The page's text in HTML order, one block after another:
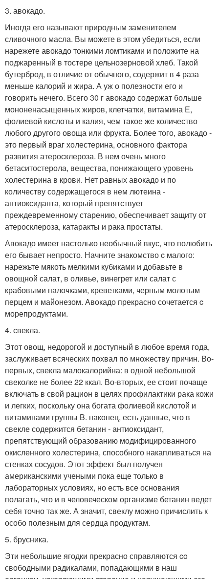
3. авокадо.
Иногда его называют природным заменителем
сливочного масла. Вы можете в этом убедиться, если
нарежете авокадо тонкими ломтиками и положите на
поджаренный в тостере цельнозерновой хлеб. Такой
бутерброд, в отличие от обычного, содержит в 4 раза
меньше калорий и жира. А уж о полезности его и
говорить нечего. Всего 30 г авокадо содержат больше
мононенасыщенных жиров, клетчатки, витамина Е,
фолиевой кислоты и калия, чем такое же количество
любого другого овоща или фрукта. Более того, авокадо -
это первый враг холестерина, основного фактора
развития атеросклероза. В нем очень много
бетаситостерола, вещества, понижающего уровень
холестерина в крови. Нет равных авокадо и по
количеству содержащегося в нем лютеина -
антиоксиданта, который препятствует
преждевременному старению, обеспечивает защиту от
атеросклероза, катаракты и рака простаты.
Авокадо имеет настолько необычный вкус, что полюбить
его бывает непросто. Начните знакомство c малого:
нарежьте мякоть мелкими кубиками и добавьте в
овощной салат, в оливье, винегрет или салат с
крабовыми палочками, креветками, черным молотым
перцем и майонезом. Авокадо прекрасно сочетается c
морепродуктами.
4. свекла.
Этот овощ, недорогой и доступный в любое время года,
заслуживает всяческих похвал по множеству причин. Во-
первых, свекла малокалорийна: в одной небольшой
свеколке не более 22 ккал. Во-вторых, ее стоит почаще
включать в свой рацион в целях профилактики рака кожи
и легких, поскольку она богата фолиевой кислотой и
витаминами группы B. наконец, есть данные, что в
свекле содержится бетанин - антиоксидант,
препятствующий образованию модифицированного
окисленного холестерина, способного накапливаться на
стенках сосудов. Этот эффект был получен
американскими учеными пока еще только в
лабораторных условиях, но есть все основания
полагать, что и в человеческом организме бетанин ведет
себя точно так же. А значит, свеклу можно причислить к
особо полезным для сердца продуктам.
5. брусника.
Эти небольшие ягодки прекрасно справляются co
свободными радикалами, попадающими в наш